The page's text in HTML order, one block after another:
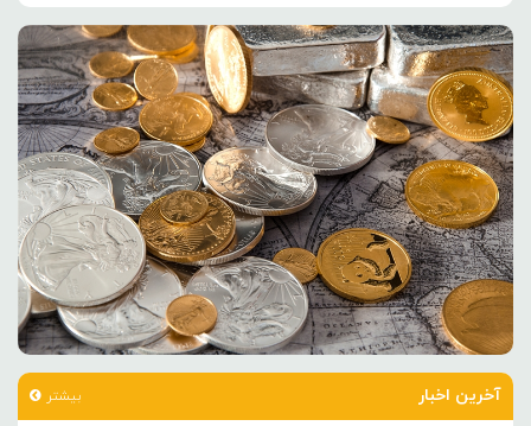
آخرین اخبار بیشتر